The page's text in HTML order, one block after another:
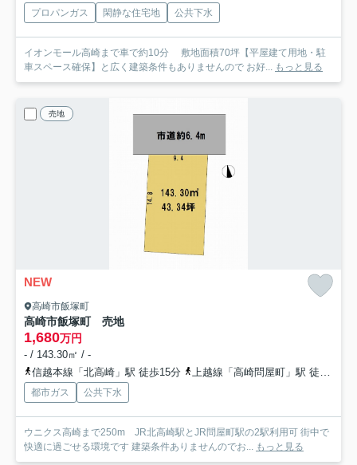
プロパンガス 閑静な住宅地 公共下水
イオンモール高崎まで車で約10分 敷地面積70坪【平屋建て用地・駐
車スペース確保】と広く建築条件もありませんので お好... もっと見る
売地
NEW
高崎市飯塚町
高崎市飯塚町 売地
1,680万円
- / 143.30㎡ / -
信越本線「北高崎」駅 徒歩15分
上越線「高崎問屋町」駅 徒歩19分
都市ガス 公共下水
ウニクス高崎まで250m JR北高崎駅とJR問屋町駅の2駅利用可 街中で
快適に過ごせる環境です 建築条件ありませんのでお... もっと見る